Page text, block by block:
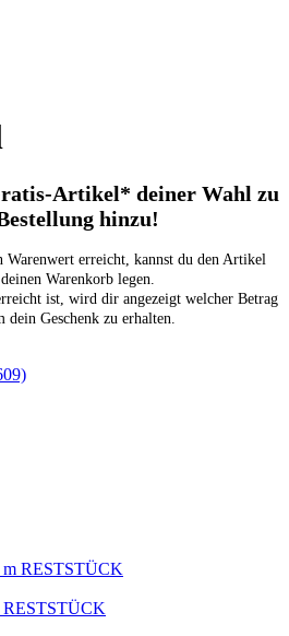
Artikel* deiner Wahl zu
hinzu!
Warenwert erreicht, kannst du den Artikel
Warenkorb legen.
ist, wird dir angezeigt welcher Betrag
Geschenk zu erhalten.
RESTSTÜCK